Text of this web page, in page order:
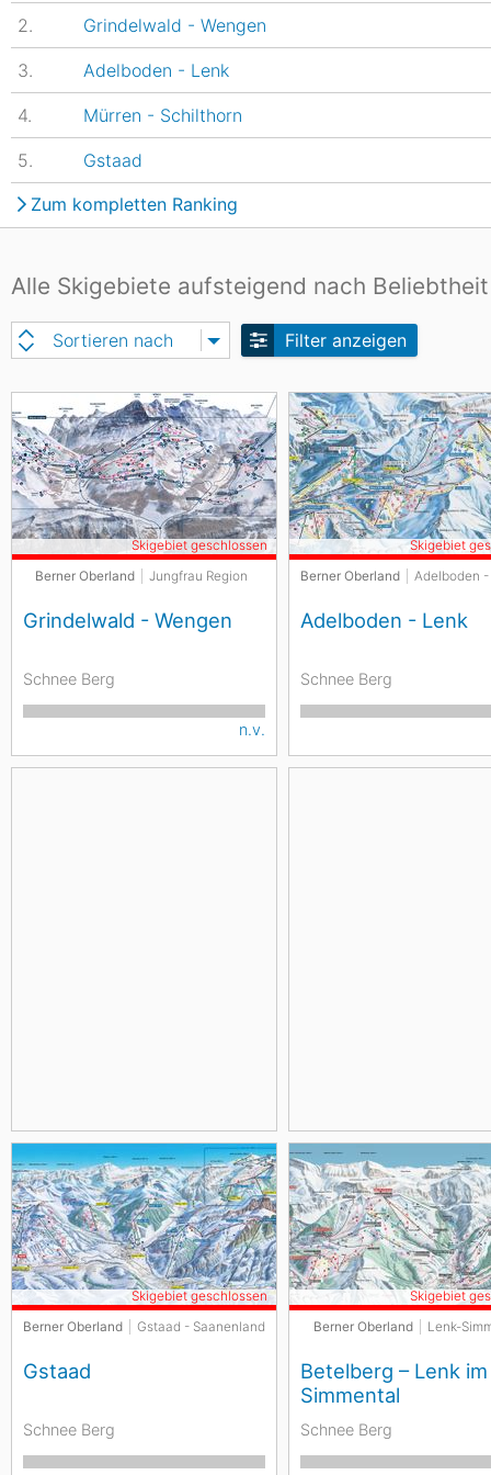
Alle Skigebiete aufsteigend nach Beliebtheit
Sortieren nach Filter anzeigen
Berner Oberland Jungfrau Region
Grindelwald - Wengen
Skigebiet geschlossen
Schnee Berg
n.v.
Berner Oberland Adelboden
Adelboden - Lenk
Skigebiet
Schnee Berg
Berner Oberland Gstaad - Saanenland
Gstaad
Skigebiet geschlossen
Schnee Berg
Berner Oberland Lenk-
Betelberg – Lenk im
Simmental
Skigebiet
Schnee Berg
2. Grindelwald - Wengen
3. Adelboden - Lenk
4. Mürren - Schilthorn
5.
Gstaad
Zum kompletten Ranking